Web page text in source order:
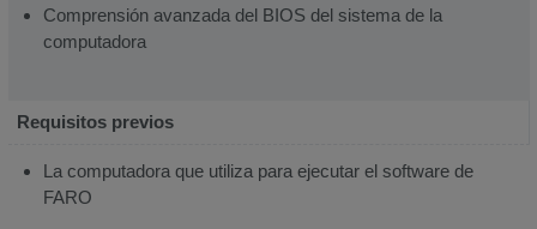
Comprensión avanzada del BIOS del sistema de la
computadora
Requisitos previos
La computadora que utiliza para ejecutar el software de
FARO